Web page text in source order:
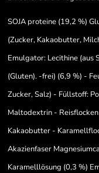
SOJA proteine (19,2 %)
(Zucker, Kakaobutter,
Emulgator: Lecithine (aus
(Gluten). -frei) (6,9 %) -
Zucker, Salz) - Füllstoff:
Maltodextrin -
Kakaobutter -
Akazienfaser
Karamelllösung (0,3 %)